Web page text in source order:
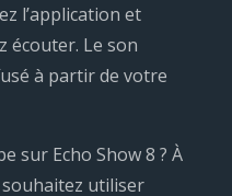
l’application et
écouter. Le son
à partir de votre
sur Echo Show 8 ? À
utiliser